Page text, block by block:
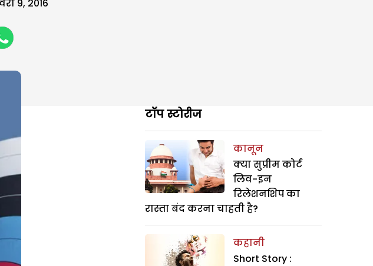
9, 2016
टॉप स्टोरीज
कानून
क्या सुप्रीम कोर्ट
लिव-इन
रिलेशनशिप का
रास्ता बंद करना चाहती है?
कहानी
Short Story :